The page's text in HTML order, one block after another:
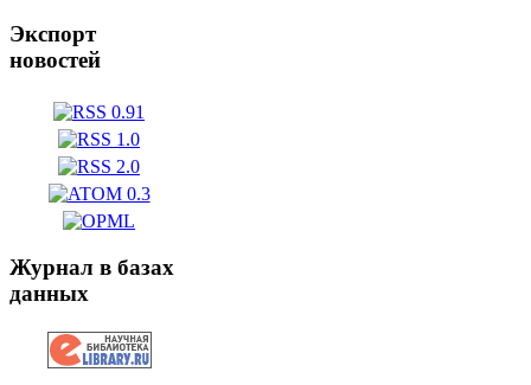
Экспорт
новостей
Журнал в базах
данных